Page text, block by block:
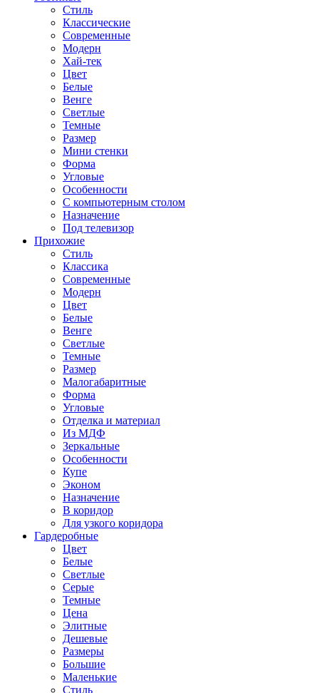
Стиль
Классические
Современные
Модерн
Хай-тек
Цвет
Белые
Венге
Светлые
Темные
Размер
Мини стенки
Форма
Угловые
Особенности
С компьютерным столом
Назначение
Под телевизор
Прихожие
Стиль
Классика
Современные
Модерн
Цвет
Белые
Венге
Светлые
Темные
Размер
Малогабаритные
Форма
Угловые
Отделка и материал
Из МДФ
Зеркальные
Особенности
Купе
Эконом
Назначение
В коридор
Для узкого коридора
Гардеробные
Цвет
Белые
Светлые
Серые
Темные
Цена
Элитные
Дешевые
Размеры
Большие
Маленькие
Стиль